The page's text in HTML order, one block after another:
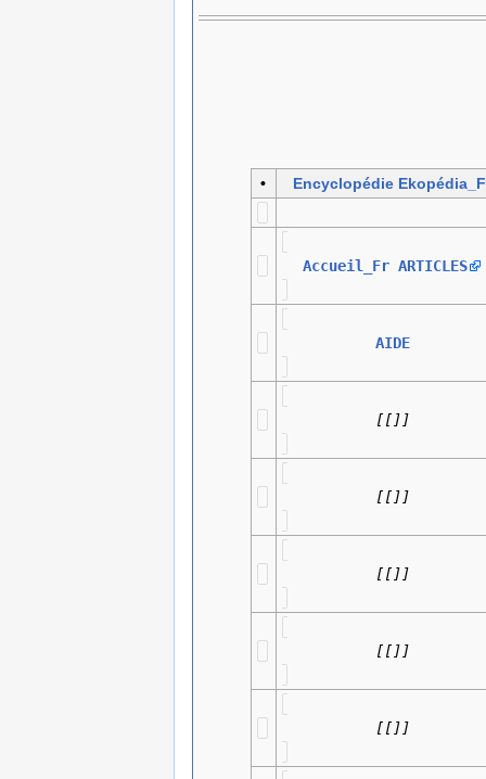
• Encyclopédie
Accueil_Fr ARTICLES
AIDE
[[]]
[[]]
[[]]
[[]]
[[]]